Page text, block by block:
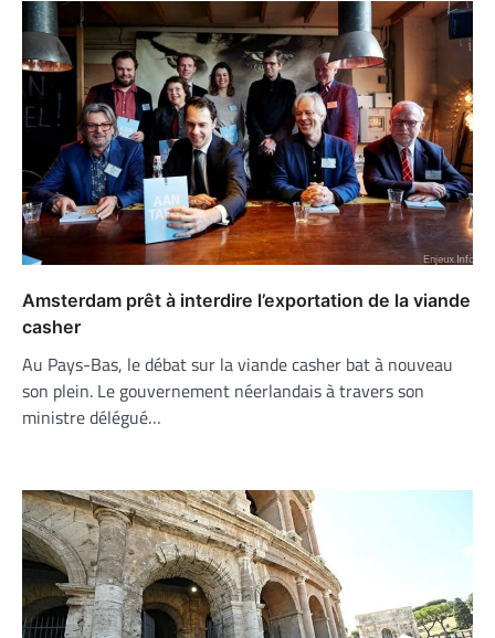
Amsterdam prêt à interdire l’exportation de la viande
casher
Au Pays-Bas, le débat sur la viande casher bat à nouveau
son plein. Le gouvernement néerlandais à travers son
ministre délégué…